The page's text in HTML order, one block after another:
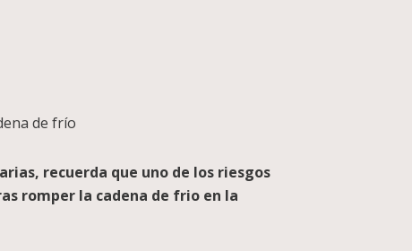
de frío
recuerda que uno de los riesgos
romper la cadena de frio en la